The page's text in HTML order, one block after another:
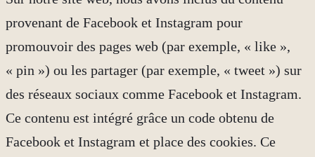
provenant de Facebook et Instagram pour
promouvoir des pages web (par exemple, « like »,
« pin ») ou les partager (par exemple, « tweet ») sur
des réseaux sociaux comme Facebook et Instagram.
Ce contenu est intégré grâce un code obtenu de
Facebook et Instagram et place des cookies. Ce